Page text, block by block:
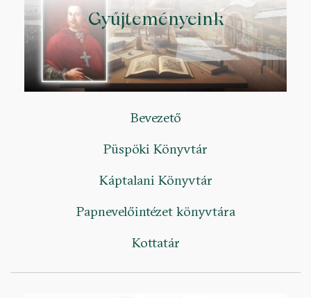
Gyűjteményeink
Bevezető
Püspöki Könyvtár
Káptalani Könyvtár
Papnevelőintézet könyvtára
Kottatár